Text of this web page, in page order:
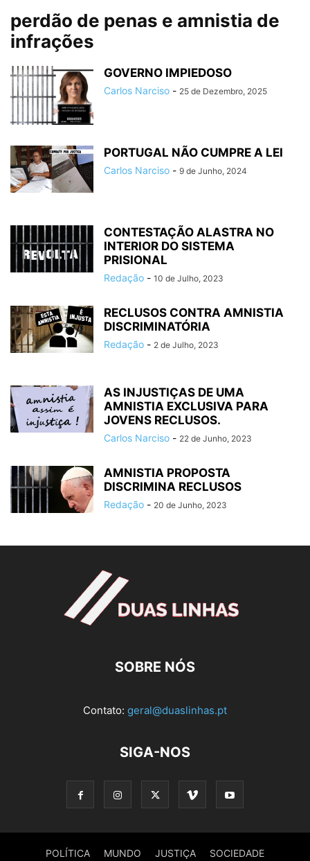
perdão de penas e amnistia de
infrações
GOVERNO IMPIEDOSO
Carlos Narciso - 25 de Dezembro, 2025
PORTUGAL NÃO CUMPRE A LEI
Carlos Narciso - 9 de Junho, 2024
CONTESTAÇÃO ALASTRA NO
INTERIOR DO SISTEMA
PRISIONAL
Redação - 10 de Julho, 2023
RECLUSOS CONTRA AMNISTIA
DISCRIMINATÓRIA
Redação - 2 de Julho, 2023
AS INJUSTIÇAS DE UMA
AMNISTIA EXCLUSIVA PARA
JOVENS RECLUSOS.
Carlos Narciso - 22 de Junho, 2023
AMNISTIA PROPOSTA
DISCRIMINA RECLUSOS
Redação - 20 de Junho, 2023
SOBRE NÓS
Contato: geral@duaslinhas.pt
SIGA-NOS
POLÍTICA MUNDO JUSTIÇA SOCIEDADE